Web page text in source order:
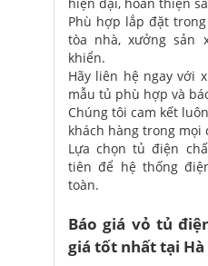
Phù hợp lắp đặt
tòa nhà, xưởng sản
khiển.
Hãy liên hệ ngay với
mẫu tủ phù hợp và
Chúng tôi cam kết
khách hàng trong mọi
Lựa chọn tủ điện
tiên để hệ thống
toàn.
Báo giá vỏ tủ
giá tốt nhất tại Hà